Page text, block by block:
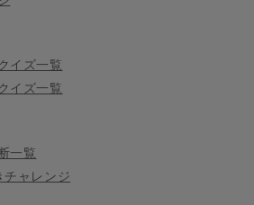
イズ一覧
イズ一覧
一覧
ャレンジ